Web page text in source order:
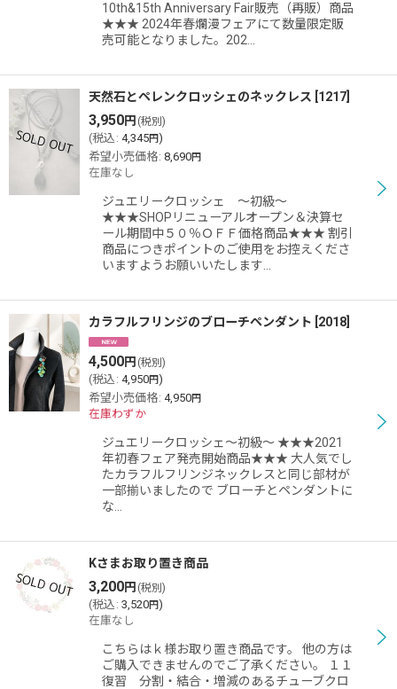
10th&15th Anniversary Fair販売（再販）商品
★★★ 2024年春爛漫フェアにて数量限定販
売可能となりました。202…
天然石とペレンクロッシェのネックレス 1217
3,950円 (税別)
(税込 : 4,345円)
希望小売価格: 8,690円
在庫なし
ジュエリークロッシェ 〜初級〜
★★★SHOPリニューアルオープン＆決算セ
ール期間中５０％ＯＦＦ価格商品★★★ 割引
商品につきポイントのご使用をお控えくださ
いますようお願いいたします…
カラフルフリンジのブローチペンダント 2018
4,500円 (税別)
(税込 : 4,950円)
希望小売価格: 4,950円
在庫わずか
ジュエリークロッシェ〜初級〜 ★★★2021
年初春フェア発売開始商品★★★ 大人気でし
たカラフルフリンジネックレスと同じ部材が
一部揃いましたので ブローチとペンダントに
な…
Kさまお取り置き商品
3,200円 (税別)
(税込 : 3,520円)
在庫なし
こちらはｋ様お取り置き商品です。 他の方は
ご購入できませんのでご了承ください。 １１
復習 分割・結合・増減のあるチューブクロ